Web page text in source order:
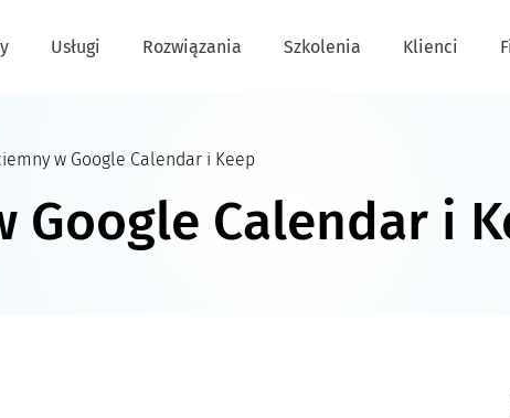
Usługi Rozwiązania Szkolenia Klienci
w Google Calendar i Keep
Google Calendar i